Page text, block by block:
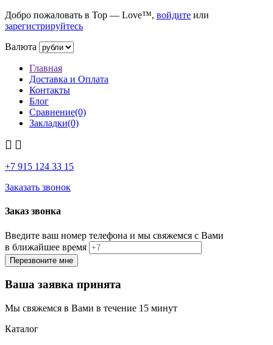
Добро пожаловать в Top — Love™, войдите или
зарегистрируйтесь
Валюта
Главная
Доставка и Оплата
Контакты
Блог
Сравнение(0)
Закладки(0)
+7 915 124 33 15
Заказать звонок
Заказ звонка
Введите ваш номер телефона и мы свяжемся с Вами
в ближайшее время
Ваша заявка принята
Мы свяжемся в Вами в течение 15 минут
Каталог